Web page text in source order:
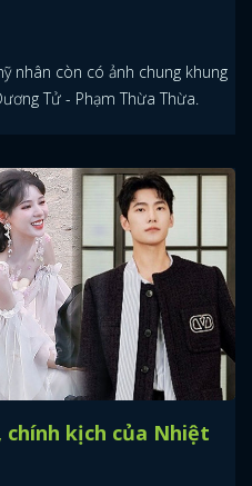
nhân còn có ảnh chung khung
Tử - Phạm Thừa Thừa.
kịch của Nhiệt